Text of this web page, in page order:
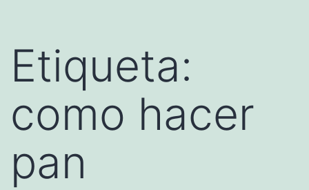
Etiqueta:
como hacer
pan